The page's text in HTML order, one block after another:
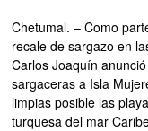
Chetumal. – Como
recale de sargazo en
Carlos Joaquín
sargaceras a Isla
limpias posible las
turquesa del mar